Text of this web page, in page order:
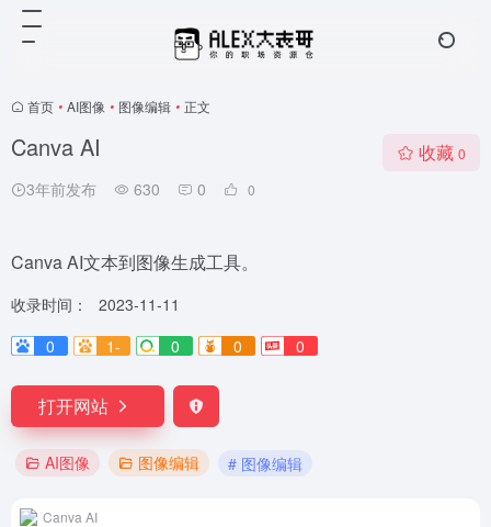
首页 • AI图像 • 图像编辑 • 正文
Canva AI
3年前发布 630 0 0
收藏 0
Canva AI文本到图像生成工具。
收录时间：
2023-11-11
0
1- 0 0 0
打开网站
AI图像 图像编辑 # 图像编辑
Canva AI